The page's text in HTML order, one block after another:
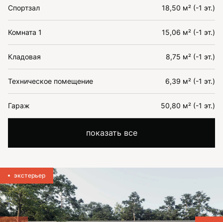
Спортзал 18,50 м² (-1 эт.)
Комната 1 15,06 м² (-1 эт.)
Кладовая 8,75 м² (-1 эт.)
Техническое помещение 6,39 м² (-1 эт.)
Гараж 50,80 м² (-1 эт.)
показать все
экстерьер